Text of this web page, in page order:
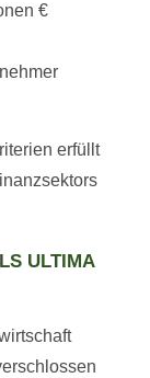
€
erfüllt
ULTIMA R